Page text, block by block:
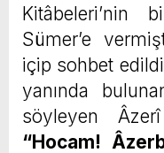
Kitâbeleri’nin
Sümer’e
içip sohbet
yanında
söyleyen
“Hocam!